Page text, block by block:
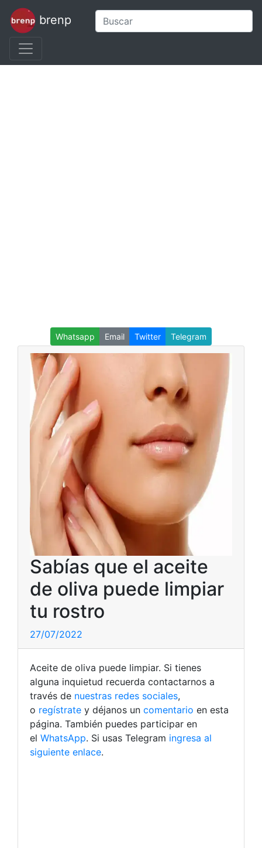
brenp
Whatsapp Email Twitter Telegram
Sabías que el aceite
de oliva puede limpiar
tu rostro
27/07/2022
Aceite de oliva puede limpiar. Si tienes
alguna inquietud recuerda contactarnos a
través de nuestras redes sociales,
o regístrate y déjanos un comentario en esta
página. También puedes participar en
el WhatsApp. Si usas Telegram ingresa al
siguiente enlace.